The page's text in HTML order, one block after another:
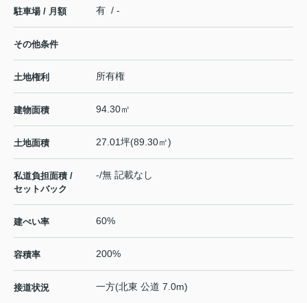
駐車場 / 月額 有 / -
その他条件
土地権利 所有権
建物面積 94.30㎡
土地面積 27.01坪(89.30㎡)
私道負担面積 /
セットバック
-/無 記載なし
建ぺい率 60%
容積率 200%
接道状況 一方(北東 公道 7.0m)